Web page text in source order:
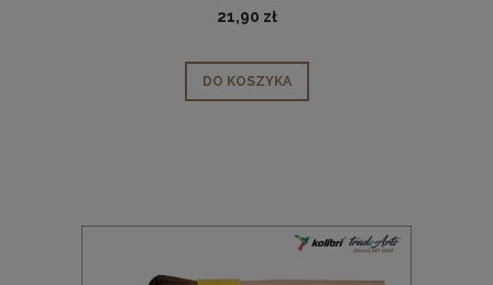
21,90 zł
DO KOSZYKA